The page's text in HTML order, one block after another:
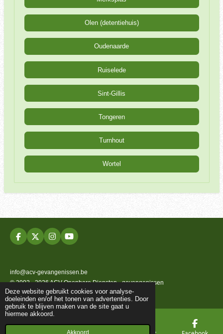
Deze website gebruikt cookies voor analyse-
doeleinden en/of het tonen van advertenties. Door
gebruik te blijven maken van de site gaat u
hiermee akkoord.
Akkoord
Olen (detentiehuis)
Oudenaarde
Ruiselede
Sint-Gillis
Tongeren
Turnhout
Wortel
F
a
b
o
o
k
X
I
n
a
g
r
a
m
Y
o
u
b
e
info@acv-gevangenissen.be
© 2002 - 2026 ACV Openbare Diensten - gevangenissen
Powered byJouwWeb